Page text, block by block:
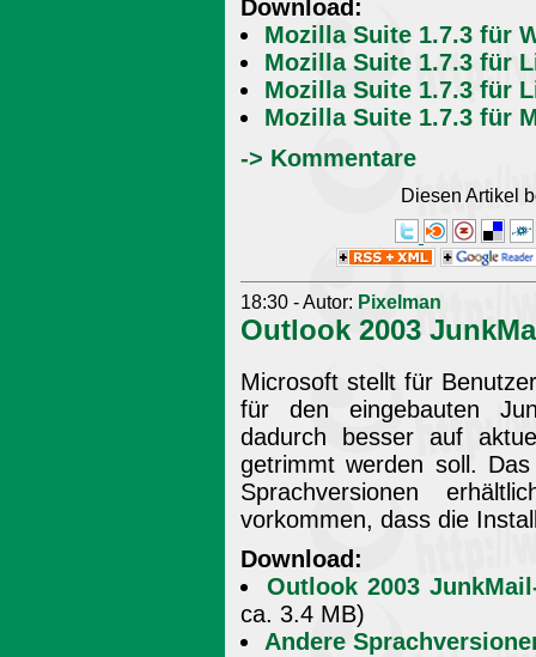
Download:
Mozilla Suite 1.7.3 für
Mozilla Suite 1.7.3 für
Mozilla Suite 1.7.3 für
Mozilla Suite 1.7.3 für
-> Kommentare
Diesen Artikel
18:30 - Autor: Pixelman
Outlook 2003
Microsoft stellt für
für den eingebauten
dadurch besser auf
getrimmt werden soll.
Sprachversionen
vorkommen, dass die
Download:
Outlook 2003
ca. 3.4 MB)
Andere